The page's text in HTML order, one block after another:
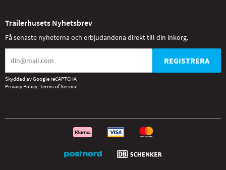
Trailerhusets Nyhetsbrev
Få senaste nyheterna och erbjudandena direkt till din inkorg.
REGISTRERA
Skyddad av Google reCAPTCHA
Privacy Policy, Terms of Service